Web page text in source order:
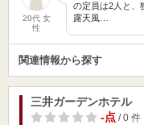
20代 女
性
の定員は2人と、
露天風…
関連情報から探す
三井ガーデンホテル
-点/ 0 件